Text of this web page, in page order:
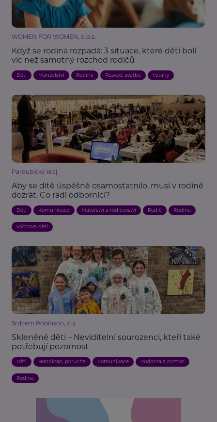
WOMEN FOR WOMEN, o.p.s.
Když se rodina rozpadá: 3 situace, které děti bolí
víc než samotný rozchod rodičů
Děti Manželství Rodina Rozvod, svatba Vztahy
Pardubický kraj
Aby se dítě úspěšně osamostatnilo, musí v rodině
dozrát. Co radí odborníci?
Děti Komunikace Mateřství a rodičovství Rodič Rodina
Výchova dětí
Srdcem Robinson, z.ú.
Skleněné děti – Neviditelní sourozenci, kteří také
potřebují pozornost
Děti Handicap, porucha Komunikace Podpora a pomoc
Rodina